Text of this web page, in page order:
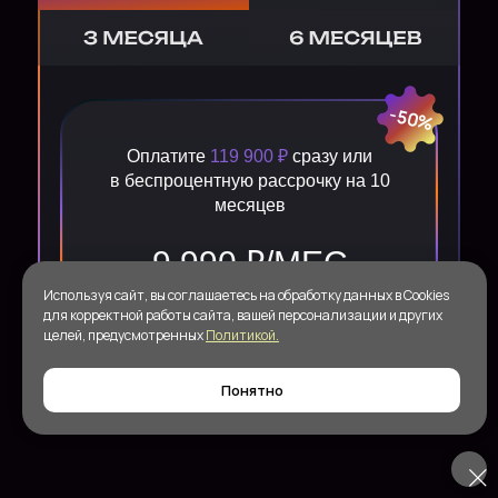
Оплатите 119 900 ₽ сразу или
в беспроцентную рассрочку на 10
месяцев
ОПЛАТИТЬ
9 990 ₽/МЕС
-50%
19 900 ₽/МЕС
ОПЛАТИТЬ
17 900 ₽/МЕС
ОПЛАТИТЬ
в беспроцентную рассрочку на 3
месяца
-15%
ОПЛАТИТЬ
16 000 ₽/МЕС
в беспроцентную рассрочку на 6
месяцев
-33%
Используя сайт, вы соглашаетесь на обработку данных в Cookies
для корректной работы сайта, вашей персонализации и других
целей, предусмотренныхПолитикой.
Понятно